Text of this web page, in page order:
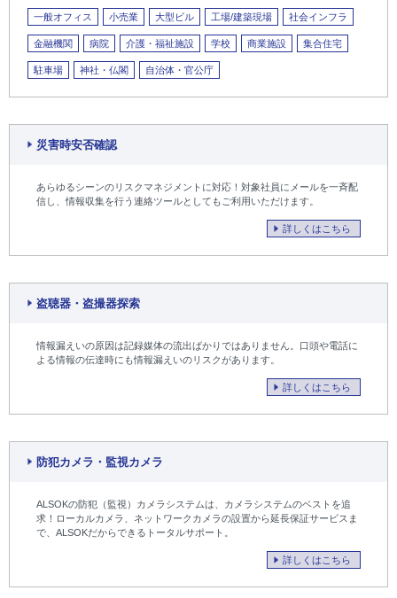
一般オフィス 小売業 大型ビル 工場/建築現場 社会インフラ
金融機関 病院 介護・福祉施設 学校 商業施設 集合住宅
駐車場 神社・仏閣 自治体・官公庁
災害時安否確認
あらゆるシーンのリスクマネジメントに対応！対象社員にメールを一斉配
信し、情報収集を行う連絡ツールとしてもご利用いただけます。
詳しくはこちら
盗聴器・盗撮器探索
情報漏えいの原因は記録媒体の流出ばかりではありません。口頭や電話に
よる情報の伝達時にも情報漏えいのリスクがあります。
詳しくはこちら
防犯カメラ・監視カメラ
ALSOKの防犯（監視）カメラシステムは、カメラシステムのベストを追
求！ローカルカメラ、ネットワークカメラの設置から延長保証サービスま
で、ALSOKだからできるトータルサポート。
詳しくはこちら